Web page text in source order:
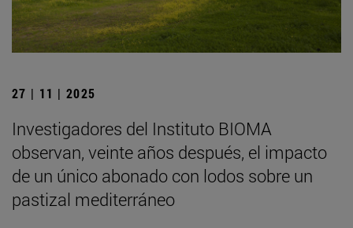
27 | 11 | 2025
Investigadores del Instituto BIOMA
observan, veinte años después, el impacto
de un único abonado con lodos sobre un
pastizal mediterráneo